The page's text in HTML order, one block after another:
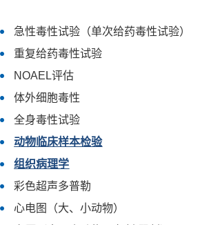
急性毒性试验（单次给药毒性试验）
重复给药毒性试验
NOAEL评估
体外细胞毒性
全身毒性试验
动物临床样本检验
组织病理学
彩色超声多普勒
心电图（大、小动物）